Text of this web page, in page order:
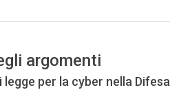
argomenti
legge per la cyber nella Difesa